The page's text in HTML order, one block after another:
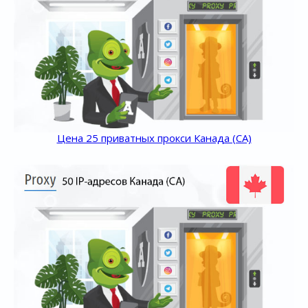
Цена 25 приватных прокси Канада (CA)